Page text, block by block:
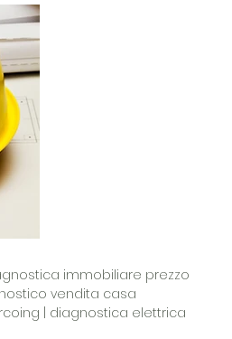
immobiliare prezzo
vendita casa
| diagnostica elettrica